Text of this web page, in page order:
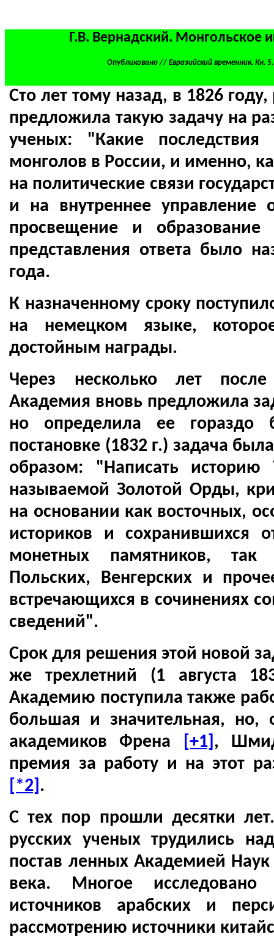
Г.В. Вернадский. Монгольское
Опубликовано // Евразийский временник. Кн.
Сто лет тому назад, в 1826
предложила такую задачу на
ученых: "Какие последствия
монголов в России, и именно,
на политические связи
и на внутреннее управление
просвещение и
представления ответа было
года.
К назначенному сроку
на немецком языке,
достойным награды.
Через несколько лет
Академия вновь предложила
но определила ее гораздо
постановке (1832 г.) задача
образом: "Написать
называемой Золотой Орды,
на основании как восточных,
историков и сохранившихся
монетных памятников,
Польских, Венгерских и
встречающихся в сочинениях
сведений".
Срок для решения этой новой
же трехлетний (1 августа
Академию поступила также
большая и значительная, но,
академиков Френа
[+1] ,
премия за работу и на этот
[*2] .
С тех пор прошли десятки
русских ученых трудились
постав ленных Академией
века. Многое
источников арабских и
рассмотрению источники